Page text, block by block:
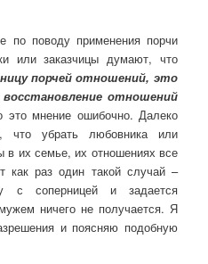
по поводу применения порчи
или заказчицы думают, что
порчей отношений, это
отношений
это мнение ошибочно. Далеко
что убрать любовника или
в их семье, их отношениях все
как раз один такой случай –
с соперницей и задается
ничего не получается. Я
и поясняю подобную